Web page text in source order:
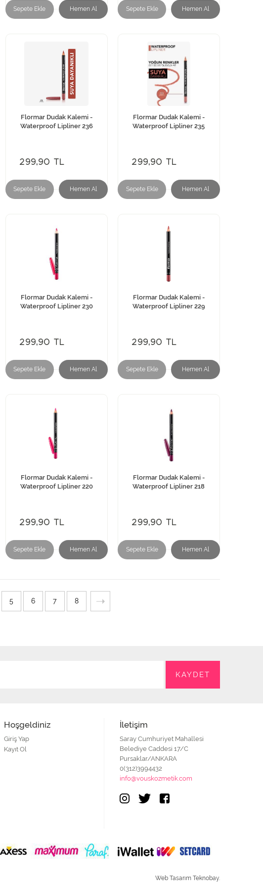
Sepete Ekle Hemen Al Sepete Ekle Hemen Al
Sepete Ekle Hemen Al
Flormar Dudak Kalemi -
Waterproof Lipliner 236
299,90 TL
Sepete Ekle Hemen Al
Flormar Dudak Kalemi -
Waterproof Lipliner 235
299,90 TL
Sepete Ekle Hemen Al
Flormar Dudak Kalemi -
Waterproof Lipliner 230
299,90 TL
Sepete Ekle Hemen Al
Flormar Dudak Kalemi -
Waterproof Lipliner 229
299,90 TL
Sepete Ekle Hemen Al
Flormar Dudak Kalemi -
Waterproof Lipliner 220
299,90 TL
Sepete Ekle Hemen Al
Flormar Dudak Kalemi -
Waterproof Lipliner 218
299,90 TL
5 6 7 8
Hoşgeldiniz
Giriş Yap
Kayıt Ol
İletişim
Saray Cumhuriyet Mahallesi
Belediye Caddesi 17/C
Pursaklar/ANKARA
0(312)3994432
info@vouskozmetik.com
Web Tasarım Teknobay.